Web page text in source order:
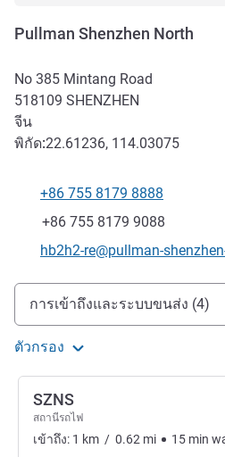
Pullman Shenzhen North
No 385 Mintang Road
518109 SHENZHEN
จีน
พิกัด:22.61236, 114.03075
โทรศัพท์
+86 755 8179 8888
แฟกซ์
+86 755 8179 9088
อีเมลติดต่อ
hb2h2-re@pullman-
การเข้าถึงและการเดินทาง
การเข้าถึงและระบบขนส่ง (4)
ตัวกรอง
SZNS
สถานีรถไฟ
เข้าถึง: 1 km / 0.62 mi 15 min